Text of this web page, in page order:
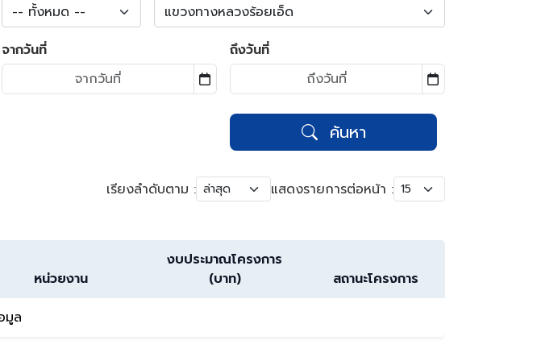
-- ทั้งหมด --
แขวงทางหลวงร้อยเอ็ด
จากวันที่ ถึงวันที่
ค้นหา
เรียงลำดับตาม : แสดงรายการต่อหน้า :
หน่วยงาน
งบประมาณโครงการ
(บาท)
สถานะโครงการ
มูล